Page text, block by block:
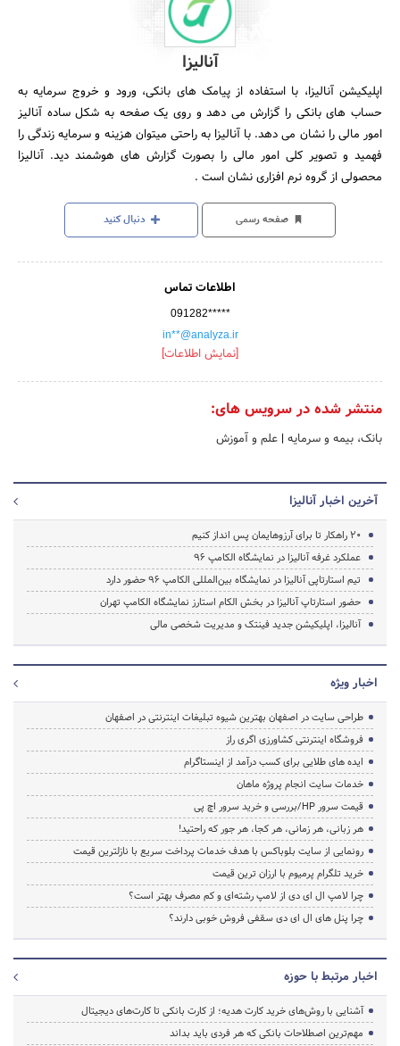
آنالیزا
اپلیکیشن آنالیزا، با استفاده از پیامک های بانکی، ورود و خروج سرمایه به
حساب های بانکی را گزارش می دهد و روی یک صفحه به شکل ساده آنالیز
امور مالی را نشان می دهد. با آنالیزا به راحتی میتوان هزینه و سرمایه زندگی را
فهمید و تصویر کلی امور مالی را بصورت گزارش های هوشمند دید. آنالیزا
محصولی از گروه نرم افزاری نشان است .
صفحه رسمی دنبال کنید
اطلاعات تماس
091282*****
in**@analyza.ir
[نمایش اطلاعات]
منتشر شده در سرویس های:
بانک، بیمه و سرمایه | علم و آموزش
آخرین اخبار آنالیزا
۲۰ راهکار تا براى آرزوهایمان پس انداز کنیم
عملکرد غرفه آنالیزا در نمایشگاه الکامپ 96
تیم استارتاپی آنالیزا در نمایشگاه بین‌المللی الکامپ 96 حضور دارد
حضور استارتاپ آنالیزا در بخش الکام استارز نمایشگاه الکامپ تهران
آنالیزا، اپلیکیشن جدید فینتک و مدیریت شخصی مالی
اخبار ویژه
طراحی سایت در اصفهان بهترین شیوه تبلیغات اینترنتی در اصفهان
فروشگاه اینترنتی کشاورزی اگری راز
ایده های طلایی برای کسب درآمد از اینستاگرام
خدمات سایت انجام پروژه ماهان
قیمت سرور HP/بررسی و خرید سرور اچ پی
هر زبانی، هر زمانی، هر کجا، هر جور که راحتید!
رونمایی از سایت بلوباکس با هدف خدمات پرداخت سریع با نازلترین قیمت
خرید تلگرام پرمیوم با ارزان ترین قیمت
چرا لامپ ال ای دی از لامپ رشته‌ای و کم مصرف بهتر است؟
چرا پنل های ال ای دی سقفی فروش خوبی دارند؟
اخبار مرتبط با حوزه
آشنایی با روش‌های خرید کارت هدیه؛ از کارت بانکی تا کارت‌های دیجیتال
مهم‌ترین اصطلاحات بانکی که هر فردی باید بداند